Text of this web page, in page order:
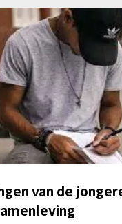
van de